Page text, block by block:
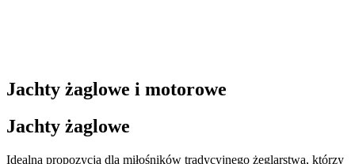
Jachty żaglowe i motorowe
Jachty żaglowe
Idealna propozycja dla miłośników tradycyjnego żeglarstwa, którzy